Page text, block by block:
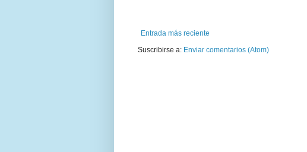
Entrada más reciente
Suscribirse a: Enviar comentarios (Atom)